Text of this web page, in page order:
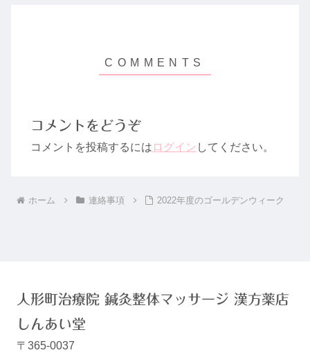
コメントをどうぞ
コメントを投稿するには ログイン してください。
ホーム 連絡事項 2022年度のゴールデンウィーク
人形町治療院 鍼灸整体マッサージ 漢方薬店
しんあい堂
〒365-0037